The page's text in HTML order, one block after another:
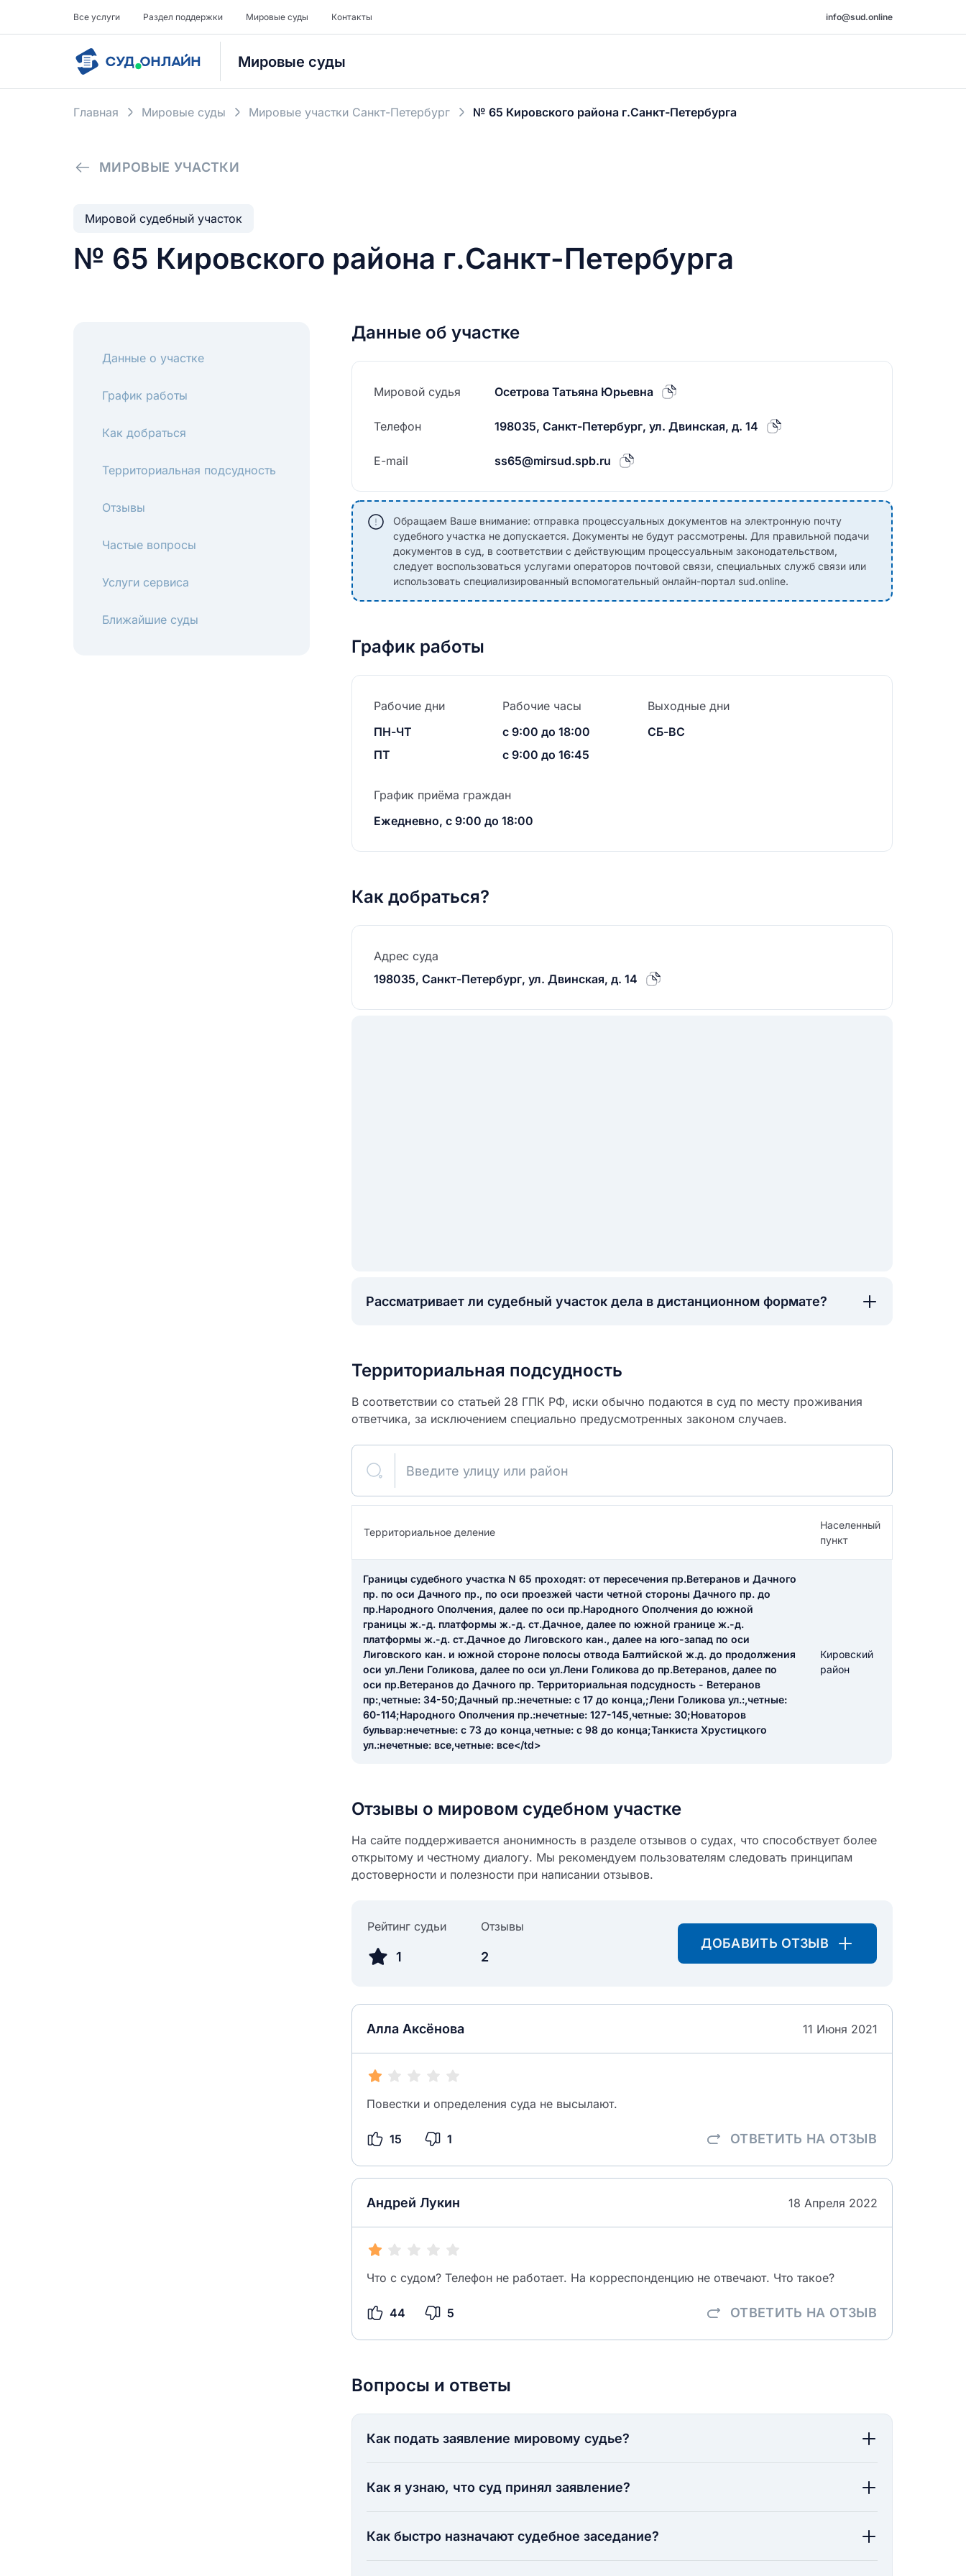
Все услуги Раздел поддержки Мировые суды Контакты info@sud.online
Мировые суды
Главная Мировые суды Мировые участки Санкт-Петербург № 65 Кировского района г.Санкт-Петербурга
МИРОВЫЕ УЧАСТКИ
Мировой судебный участок
№ 65 Кировского района г.Санкт-Петербурга
Данные о участке
График работы
Как добраться
Территориальная подсудность
Отзывы
Частые вопросы
Услуги сервиса
Ближайшие суды
Данные об участке
Мировой судья Осетрова Татьяна Юрьевна
Телефон 198035, Санкт-Петербург, ул. Двинская, д. 14
E-mail ss65@mirsud.spb.ru
Обращаем Ваше внимание: отправка процессуальных документов на электронную почту
судебного участка не допускается. Документы не будут рассмотрены. Для правильной подачи
документов в суд, в соответствии с действующим процессуальным законодательством,
следует воспользоваться услугами операторов почтовой связи, специальных служб связи или
использовать специализированный вспомогательный онлайн-портал sud.online.
График работы
Рабочие дни
ПН-ЧТ
ПТ
Рабочие часы
с 9:00 до 18:00
с 9:00 до 16:45
Выходные дни
СБ-ВС
График приёма граждан
Ежедневно, с 9:00 до 18:00
Как добраться?
Адрес суда
198035, Санкт-Петербург, ул. Двинская, д. 14
Рассматривает ли судебный участок дела в дистанционном формате?
Территориальная подсудность
В соответствии со статьей 28 ГПК РФ, иски обычно подаются в суд по месту проживания
ответчика, за исключением специально предусмотренных законом случаев.
Введите улицу или район
Территориальное деление
Населенный
пункт
Границы судебного участка N 65 проходят: от пересечения пр.Ветеранов и Дачного
пр. по оси Дачного пр., по оси проезжей части четной стороны Дачного пр. до
пр.Народного Ополчения, далее по оси пр.Народного Ополчения до южной
границы ж.-д. платформы ж.-д. ст.Дачное, далее по южной границе ж.-д.
платформы ж.-д. ст.Дачное до Лиговского кан., далее на юго-запад по оси
Лиговского кан. и южной стороне полосы отвода Балтийской ж.д. до продолжения
оси ул.Лени Голикова, далее по оси ул.Лени Голикова до пр.Ветеранов, далее по
оси пр.Ветеранов до Дачного пр. Территориальная подсудность - Ветеранов
пр:,четные: 34-50;Дачный пр.:нечетные: с 17 до конца,;Лени Голикова ул.:,четные:
60-114;Народного Ополчения пр.:нечетные: 127-145,четные: 30;Новаторов
бульвар:нечетные: с 73 до конца,четные: с 98 до конца;Танкиста Хрустицкого
ул.:нечетные: все,четные: все</td>
Кировский
район
Отзывы о мировом судебном участке
На сайте поддерживается анонимность в разделе отзывов о судах, что способствует более
открытому и честному диалогу. Мы рекомендуем пользователям следовать принципам
достоверности и полезности при написании отзывов.
Рейтинг судьи
1
Отзывы
2
ДОБАВИТЬ ОТЗЫВ
Алла Аксёнова 11 Июня 2021
Повестки и определения суда не высылают.
15 1 ОТВЕТИТЬ НА ОТЗЫВ
Андрей Лукин 18 Апреля 2022
Что с судом? Телефон не работает. На корреспонденцию не отвечают. Что такое?
44 5 ОТВЕТИТЬ НА ОТЗЫВ
Как вы оцените судебный
участок?
разрешить публикацию отзыва
Введите свой номер телефона
Ответ на отзыв
ОСТАВИТЬ ОТЗЫВ
Вопросы и ответы
Как подать заявление мировому судье?
Как я узнаю, что суд принял заявление?
Как быстро назначают судебное заседание?
Название населенного пункта
НАЙТИ МЕНЯ
СОХРАНИТЬ